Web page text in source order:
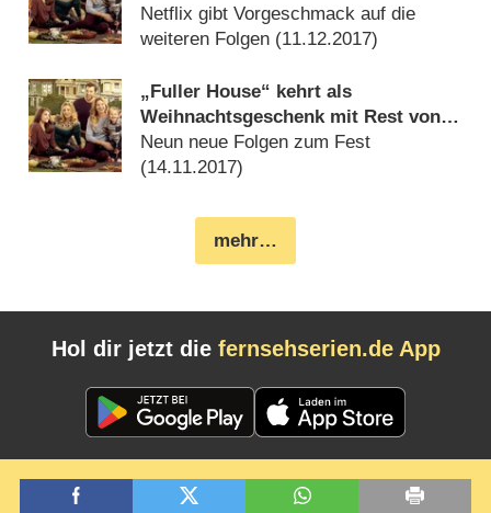
Netflix gibt Vorgeschmack auf die
weiteren Folgen (11.12.2017)
„Fuller House“ kehrt als
Weihnachtsgeschenk mit Rest von
Staffel drei zurück
Neun neue Folgen zum Fest
(14.11.2017)
mehr…
Hol dir jetzt die fernsehserien.de App